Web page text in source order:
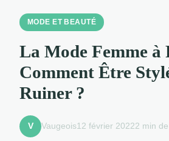
MODE ET BEAUTÉ
La Mode Femme
Comment Être
Ruiner ?
V Vaugeois12 février 20222 min